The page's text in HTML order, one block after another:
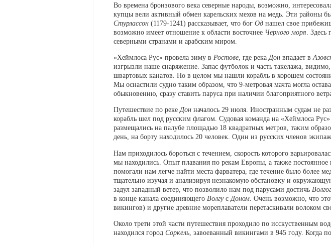
Во времена бронзового века северные народы, возможно,
купцы вели активный обмен карельских мехов на медь. Эти районы
Стурлассон (1179-1241) рассказывает, что бог Од нашел свое
возможно имеет отношение к области восточнее Черного моря .
северными странами и арабским миром.
«Хеймлоса Рус» провела зиму в Ростове , где река Дон впадает в
изгрызли наше снаряжение. Запас футболок и часть такелажа,
швартовых канатов. Но в целом мы нашли корабль в хорошем
Мы оснастили судно таким образом, что 9-метровая мачта могла
обыкновению, сразу ставить паруса при наличии благоприятного
Путешествие по рекеДон началось 29 июля. Иностранным судам не
корабль шел под русским флагом. Судовая команда на «Хеймлоса
размещались на палубе площадью 18 квадратных метров, таким
день, на борту находилось 20 человек. Один из русских членов
Нам приходилось бороться с течением, скорость которого
мы находились. Опыт плавания по рекам Европы, а также
помогали нам легче найти места фарватера, где течение было более
тщательно изучая и анализируя незнакомую обстановку и
задул западный ветер, что позволило нам под парусами достичь
в конце канала соединяющего Волгус Доном . Очень возможно, что
викингов) и другие древние мореплаватели перетаскивали волоком
Около трети этой части путешествия проходило по исскуственным
находился город Соркель , завоеванный викингами в 945 году. Когда